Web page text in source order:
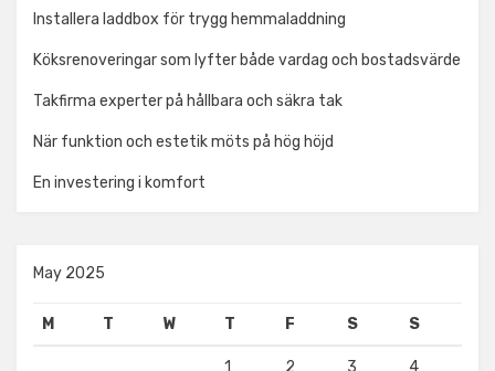
Installera laddbox för trygg hemmaladdning
Köksrenoveringar som lyfter både vardag och bostadsvärde
Takfirma experter på hållbara och säkra tak
När funktion och estetik möts på hög höjd
En investering i komfort
May 2025
M T W T F S S
1 2 3 4